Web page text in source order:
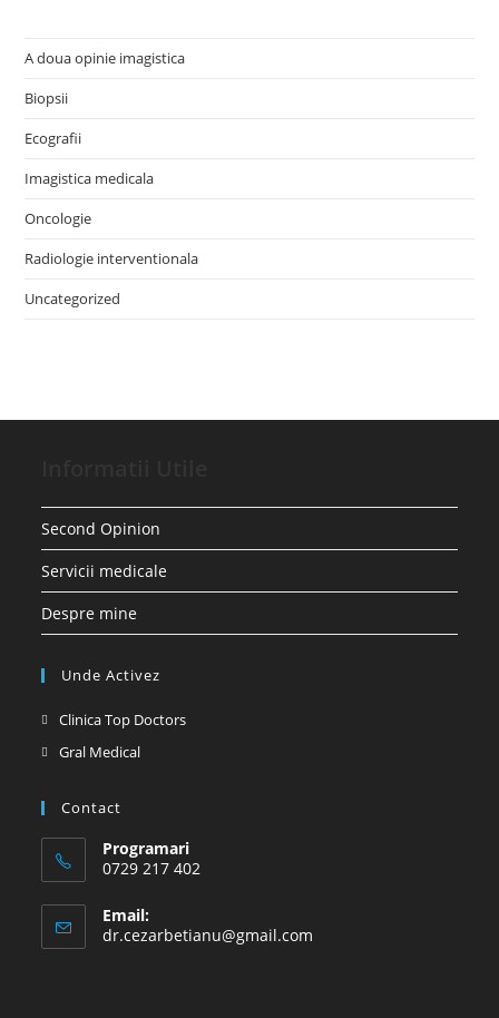
A doua opinie imagistica
Biopsii
Ecografii
Imagistica medicala
Oncologie
Radiologie interventionala
Uncategorized
Second Opinion
Servicii medicale
Despre mine
Unde Activez
Clinica Top DoctorsOpens
Gral MedicalOpens
tab
Contact
Programari
0729 217 402
Email:
dr.cezarbetianu@gmail.com